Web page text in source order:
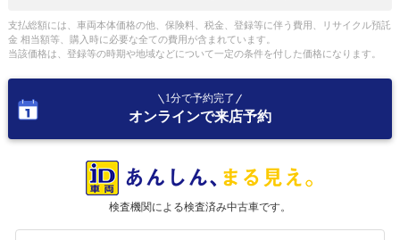
支払総額には、車両本体価格の他、保険料、税金、登録等に伴う費用、リサイクル預託
金 相当額等、購入時に必要な全ての費用が含まれています。
当該価格は、登録等の時期や地域などについて一定の条件を付した価格になります。
1分で予約完了
オンラインで来店予約
検査機関による検査済み中古車です。